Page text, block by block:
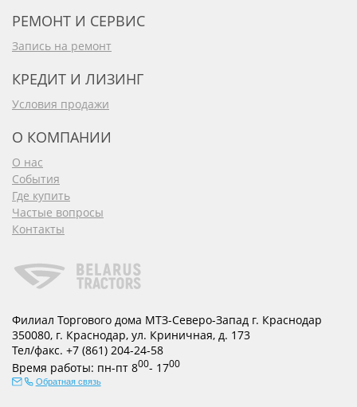
РЕМОНТ И СЕРВИС
Запись на ремонт
КРЕДИТ И ЛИЗИНГ
Условия продажи
О КОМПАНИИ
О нас
События
Где купить
Частые вопросы
Контакты
Филиал Торгового дома МТЗ-Северо-Запад г. Краснодар
350080, г. Краснодар, ул. Криничная, д. 173
Тел/факс. +7 (861) 204-24-58
Время работы: пн-пт 800- 1700
Обратная связь